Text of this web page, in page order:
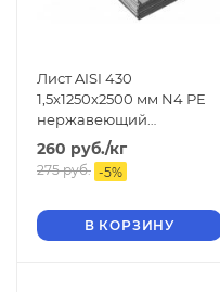
Лист AISI 430
1,5x1250x2500 мм N4 РЕ
нержавеющий
шлифованный
260 руб./кг
275руб. -5%
В КОРЗИНУ